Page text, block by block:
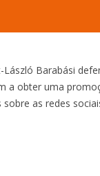
Barabási
a obter uma
as redes